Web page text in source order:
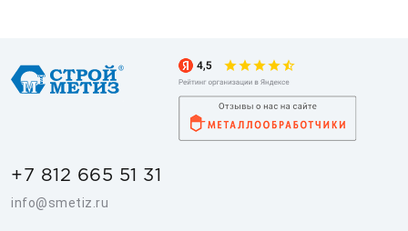
+7 812 665 51 31
info@smetiz.ru